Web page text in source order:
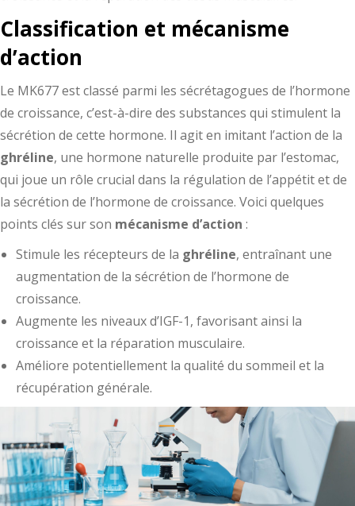
Classification et mécanisme
d’action
Le MK677 est classé parmi les sécrétagogues de l’hormone
de croissance, c’est-à-dire des substances qui stimulent la
sécrétion de cette hormone. Il agit en imitant l’action de la
ghréline, une hormone naturelle produite par l’estomac,
qui joue un rôle crucial dans la régulation de l’appétit et de
la sécrétion de l’hormone de croissance. Voici quelques
points clés sur son mécanisme d’action :
Stimule les récepteurs de la ghréline, entraînant une
augmentation de la sécrétion de l’hormone de
croissance.
Augmente les niveaux d’IGF-1, favorisant ainsi la
croissance et la réparation musculaire.
Améliore potentiellement la qualité du sommeil et la
récupération générale.